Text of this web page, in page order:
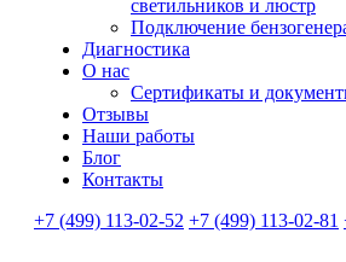
светильников и люстр
Подключение
Диагностика
О нас
Сертификаты и
Отзывы
Наши работы
Блог
Контакты
+7 (499) 113-02-52 +7 (499) 113-02-81